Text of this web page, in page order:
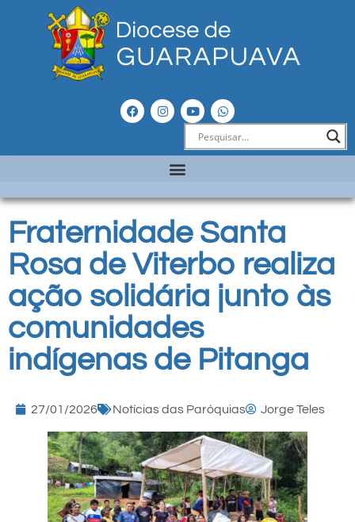
Fraternidade Santa
Rosa de Viterbo realiza
ação solidária junto às
comunidades
indígenas de Pitanga
27/01/2026 Notícias das Paróquias Jorge Teles